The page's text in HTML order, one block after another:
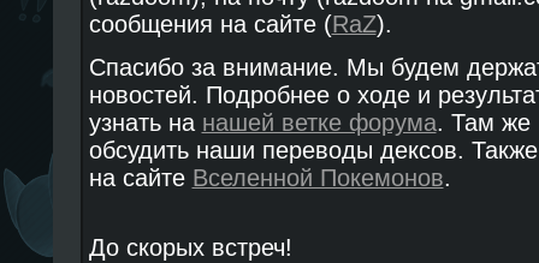
сообщения на сайте (RaZ).
Спасибо за внимание. Мы будем
новостей. Подробнее о ходе и
узнать на нашей ветке форума. Там же
обсудить наши переводы дексов.
на сайте Вселенной Покемонов.
До скорых встреч!